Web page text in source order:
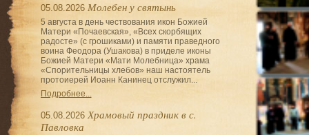
05.08.2026 Молебен у святынь
5 августа в день чествования икон Божией
Матери «Почаевская», «Всех скорбящих
радосте» (с грошиками) и памяти праведного
воина Феодора (Ушакова) в приделе иконы
Божией Матери «Мати Молебница» храма
«Спорительницы хлебов» наш настоятель
протоиерей Иоанн Канинец отслужил...
Подробнее...
05.08.2026 Храмовый праздник в с.
Павловка